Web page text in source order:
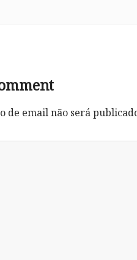
de email não será